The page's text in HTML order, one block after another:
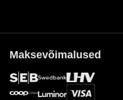
Maksevõimalused